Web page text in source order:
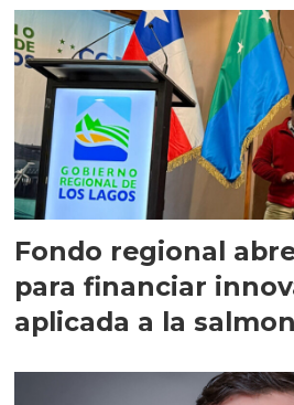
Fondo regional
para financiar
aplicada a la